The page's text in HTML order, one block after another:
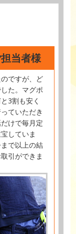
当者様
ですが、ど
た。マグポ
3割も安く
ていただき
けで毎月定
していま
で以上の結
引ができま